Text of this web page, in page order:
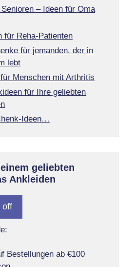
– Ideen für Oma
für Reha-Patienten
für jemanden, der in
lebt
Menschen mit Arthritis
für Ihre geliebten
Ideen…
geliebten
Ankleiden
off
Bestellungen ab €100